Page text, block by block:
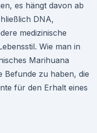
es hängt davon ab
DNA,
medizinische
Wie man in
Marihuana
Befunde zu haben, die
für den Erhalt eines